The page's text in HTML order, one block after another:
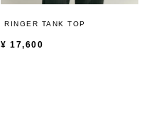
RINGER TANK TOP
¥ 17,600